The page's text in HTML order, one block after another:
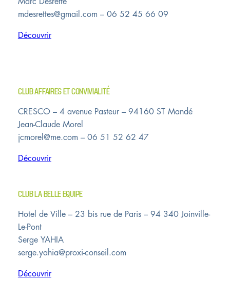
Marc Desrette
mdesrettes@gmail.com – 06 52 45 66 09
Découvrir
CLUB AFFAIRES ET CONVIVIALITÉ
CRESCO – 4 avenue Pasteur – 94160 ST Mandé
Jean-Claude Morel
jcmorel@me.com – 06 51 52 62 47
Découvrir
CLUB LA BELLE EQUIPE
Hotel de Ville – 23 bis rue de Paris – 94 340 Joinville-
Le-Pont
Serge YAHIA
serge.yahia@proxi-conseil.com
Découvrir